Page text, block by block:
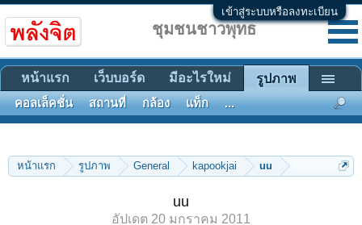
เข้าสู่ระบบหรือลงทะเบียน
หน้าแรก รูปภาพ General kapookjai uu
uu
อัปเดต 20 มกราคม 2011
ชุมชนชาวพุทธ
หน้าแรก เว็บบอร์ด มีอะไรใหม่ รูปภาพ
คอลเล็คชั่น สถานที่ กล้อง แท็ก ...